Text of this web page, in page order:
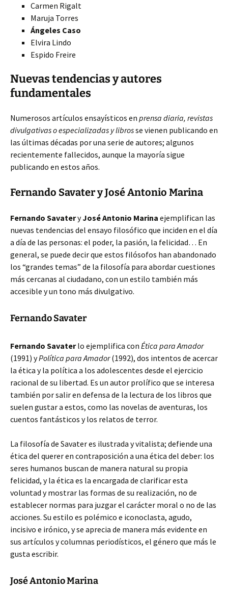
Carmen Rigalt
Maruja Torres
Ángeles Caso
Elvira Lindo
Espido Freire
Nuevas tendencias y autores
fundamentales
Numerosos artículos ensayísticos en prensa diaria, revistas
divulgativas o especializadas y librosse vienen publicando en
las últimas décadas por una serie de autores; algunos
recientemente fallecidos, aunque la mayoría sigue
publicando en estos años.
Fernando Savater y José Antonio Marina
Fernando SavateryJosé Antonio Marina ejemplifican las
nuevas tendencias del ensayo filosófico que inciden en el día
a día de las personas: el poder, la pasión, la felicidad… En
general, se puede decir que estos filósofos han abandonado
los “grandes temas” de la filosofía para abordar cuestiones
más cercanas al ciudadano, con un estilo también más
accesible y un tono más divulgativo.
Fernando Savater
Fernando Savaterlo ejemplifica con Ética para Amador
(1991) yPolítica para Amador(1992), dos intentos de acercar
la ética y la política a los adolescentes desde el ejercicio
racional de su libertad. Es un autor prolífico que se interesa
también por salir en defensa de la lectura de los libros que
suelen gustar a estos, como las novelas de aventuras, los
cuentos fantásticos y los relatos de terror.
La filosofía de Savater es ilustrada y vitalista; defiende una
ética del querer en contraposición a una ética del deber: los
seres humanos buscan de manera natural su propia
felicidad, y la ética es la encargada de clarificar esta
voluntad y mostrar las formas de su realización, no de
establecer normas para juzgar el carácter moral o no de las
acciones. Su estilo es polémico e iconoclasta, agudo,
incisivo e irónico, y se aprecia de manera más evidente en
sus artículos y columnas periodísticos, el género que más le
gusta escribir.
José Antonio Marina